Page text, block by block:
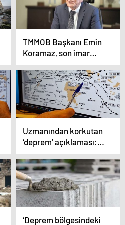
TMMOB Başkanı Emin
Koramaz, son imar
affının diğerlerinden
çok daha farklı
olduğunu söyledi: Suç
ortağı Murat Kurum
Uzmanından korkutan
‘deprem’ açıklaması:
‘Kırılmayan fay, 7’lik
deprem
oluşturabilecek
potansiyele sahip’
‘Deprem bölgesindeki